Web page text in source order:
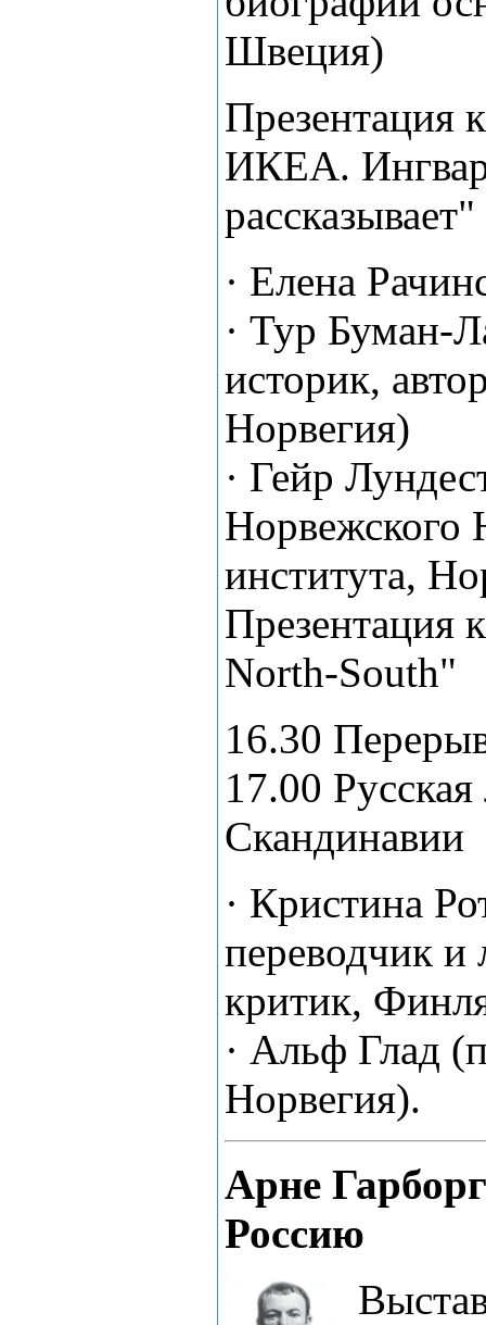
Швеция)
Презентация
ИКЕА.
рассказывает"
· Елена
· Тур Буман-
историк,
Норвегия)
· Гейр
Норвежского
института,
Презентация
North-South"
16.30
17.00 Русская
Скандинавии
· Кристина
переводчик и
критик,
· Альф Глад
Норвегия).
Арне
Россию